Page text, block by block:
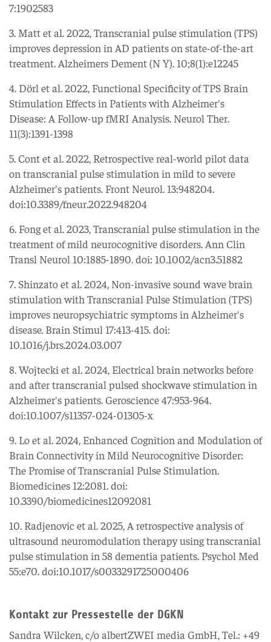
7:1902583
3. Matt et al. 2022, Transcranial pulse stimulation (TPS)
improves depression in AD patients on state-of-the-art
treatment. Alzheimers Dement (N Y). 10;8(1):e12245
4. Dörl et al. 2022, Functional Specificity of TPS Brain
Stimulation Effects in Patients with Alzheimer's
Disease: A Follow-up fMRI Analysis. Neurol Ther.
11(3):1391-1398
5. Cont et al. 2022, Retrospective real-world pilot data
on transcranial pulse stimulation in mild to severe
Alzheimer's patients. Front Neurol. 13:948204.
doi:10.3389/fneur.2022.948204
6. Fong et al. 2023, Transcranial pulse stimulation in the
treatment of mild neurocognitive disorders. Ann Clin
Transl Neurol 10:1885-1890. doi: 10.1002/acn3.51882
7. Shinzato et al. 2024, Non-invasive sound wave brain
stimulation with Transcranial Pulse Stimulation (TPS)
improves neuropsychiatric symptoms in Alzheimer's
disease. Brain Stimul 17:413-415. doi:
10.1016/j.brs.2024.03.007
8. Wojtecki et al. 2024, Electrical brain networks before
and after transcranial pulsed shockwave stimulation in
Alzheimer's patients. Geroscience 47:953-964.
doi:10.1007/s11357-024-01305-x
9. Lo et al. 2024, Enhanced Cognition and Modulation of
Brain Connectivity in Mild Neurocognitive Disorder:
The Promise of Transcranial Pulse Stimulation.
Biomedicines 12:2081. doi:
10.3390/biomedicines12092081
10. Radjenovic et al. 2025, A retrospective analysis of
ultrasound neuromodulation therapy using transcranial
pulse stimulation in 58 dementia patients. Psychol Med
55:e70. doi:10.1017/s0033291725000406
Kontakt zur Pressestelle der DGKN
Sandra Wilcken, c/o albertZWEI media GmbH, Tel.: +49